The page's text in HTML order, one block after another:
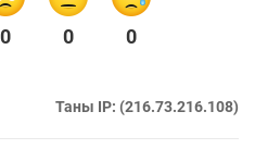
0 0 0
Таны IP: (216.73.216.108)